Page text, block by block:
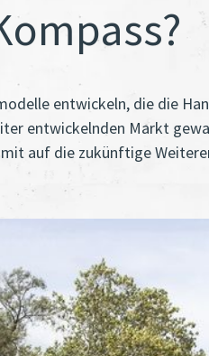
entwickeln, die die
entwickelnden Markt
auf die zukünftige